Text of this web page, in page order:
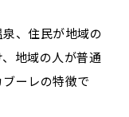
、住民が地域の
地域の人が普通
ーレの特徴で